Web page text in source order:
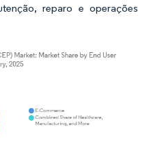
reparo e operações